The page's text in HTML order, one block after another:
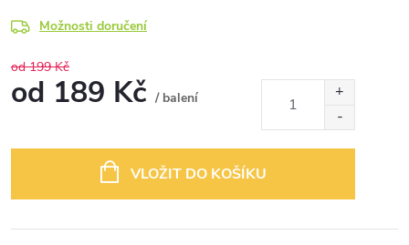
Možnosti doručení
od 199 Kč
od 189 Kč / balení
VLOŽIT DO KOŠÍKU